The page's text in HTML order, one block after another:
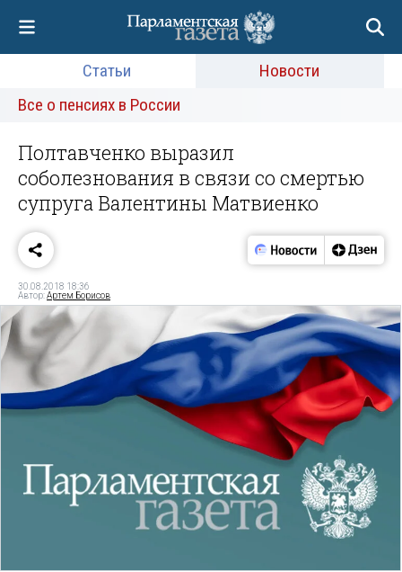
Статьи
Новости
Все о пенсиях в России
Полтавченко выразил
соболезнования в связи со смертью
супруга Валентины Матвиенко
30.08.2018 18:36
Автор:Артем Борисов